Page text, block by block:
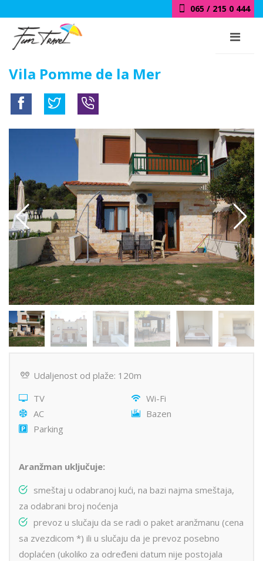
065 / 215 0 444
Vila Pomme de la Mer
Udaljenost od plaže: 120m
TV
Wi-Fi
AC
Bazen
Parking
Aranžman uključuje:
smeštaj u odabranoj kući, na bazi najma smeštaja,
za odabrani broj noćenja
prevoz u slučaju da se radi o paket aranžmanu (cena
sa zvezdicom *) ili u slučaju da je prevoz posebno
doplaćen (ukoliko za određeni datum nije postojala